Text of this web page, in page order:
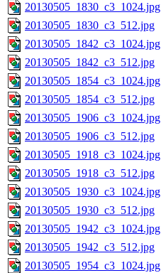
20130505_1830_c3_1024.jpg
20130505_1830_c3_512.jpg
20130505_1842_c3_1024.jpg
20130505_1842_c3_512.jpg
20130505_1854_c3_1024.jpg
20130505_1854_c3_512.jpg
20130505_1906_c3_1024.jpg
20130505_1906_c3_512.jpg
20130505_1918_c3_1024.jpg
20130505_1918_c3_512.jpg
20130505_1930_c3_1024.jpg
20130505_1930_c3_512.jpg
20130505_1942_c3_1024.jpg
20130505_1942_c3_512.jpg
20130505_1954_c3_1024.jpg